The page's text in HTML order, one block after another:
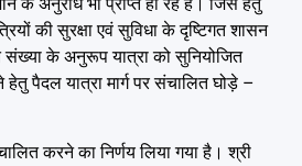
की सुरक्षा एवं सुविधा के दृष्टिगत शासन
संख्या के अनुरूप यात्रा को सुनियोजित
पैदल यात्रा मार्ग पर संचालित घोड़े –
करने का निर्णय लिया गया है। श्री